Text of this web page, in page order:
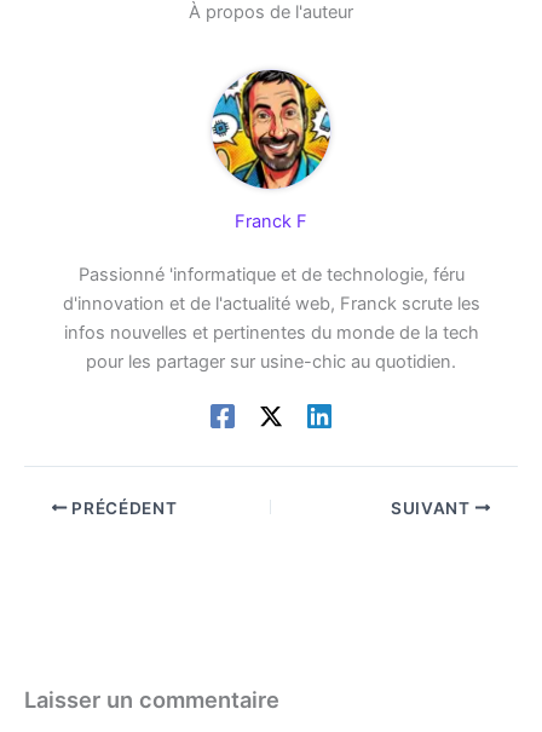
À propos de l'auteur
Franck F
Passionné 'informatique et de technologie, féru
d'innovation et de l'actualité web, Franck scrute les
infos nouvelles et pertinentes du monde de la tech
pour les partager sur usine-chic au quotidien.
PRÉCÉDENT SUIVANT
Laisser un commentaire